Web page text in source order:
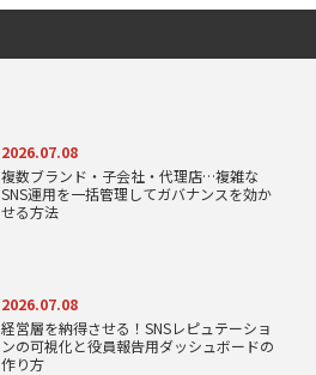
2026.07.08
複数ブランド・子会社・代理店…複雑な
SNS運用を一括管理してガバナンスを効か
せる方法
2026.07.08
経営層を納得させる！SNSレピュテーショ
ンの可視化と役員報告用ダッシュボードの
作り方